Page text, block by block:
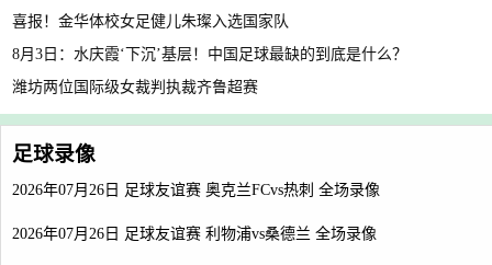
喜报！金华体校女足健儿朱璨入选国家队
8月3日：水庆霞‘下沉’基层！中国足球最缺的到底是什么？
潍坊两位国际级女裁判执裁齐鲁超赛
足球录像
2026年07月26日 足球友谊赛 奥克兰FCvs热刺 全场录像
2026年07月26日 足球友谊赛 利物浦vs桑德兰 全场录像